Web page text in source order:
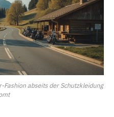
abseits der Schutzkleidung